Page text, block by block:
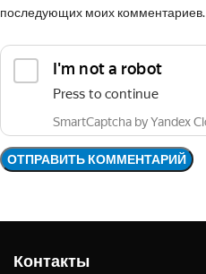
последующих моих комментариев.
Контакты